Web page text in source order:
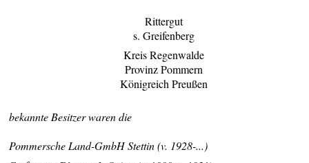
Rittergut
s. Greifenberg
Kreis Regenwalde
Provinz Pommern
Königreich Preußen
bekannte Besitzer waren die
Pommersche Land-GmbH Stettin (v. 1928-...)